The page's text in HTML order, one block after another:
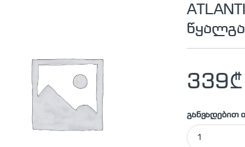
339₾
განვადებით
ATLANTIC -